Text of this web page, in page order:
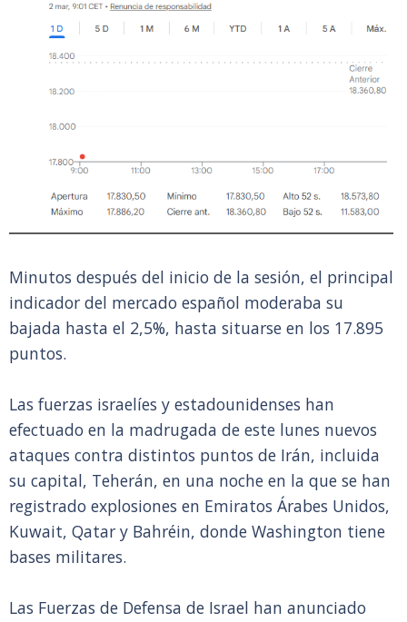
Minutos después del inicio de la sesión, el principal
indicador del mercado español moderaba su
bajada hasta el 2,5%, hasta situarse en los 17.895
puntos.
Las fuerzas israelíes y estadounidenses han
efectuado en la madrugada de este lunes nuevos
ataques contra distintos puntos de Irán, incluida
su capital, Teherán, en una noche en la que se han
registrado explosiones en Emiratos Árabes Unidos,
Kuwait, Qatar y Bahréin, donde Washington tiene
bases militares.
Las Fuerzas de Defensa de Israel han anunciado